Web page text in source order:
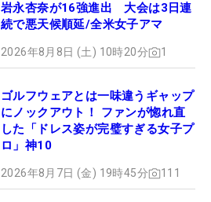
岩永杏奈が16強進出 大会は3日連
続で悪天候順延/全米女子アマ
2026年8月8日 (土) 10時20分 1
ゴルフウェアとは一味違うギャップ
にノックアウト！ ファンが惚れ直
した「ドレス姿が完璧すぎる女子プ
ロ」神10
2026年8月7日 (金) 19時45分 111